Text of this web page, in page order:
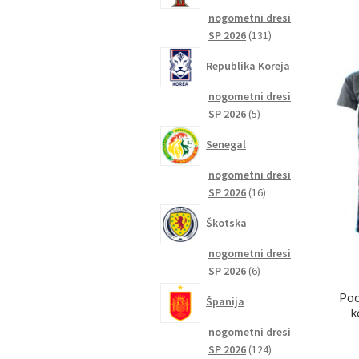
nogometni dresi
SP 2026 131131
Republika Koreja
nogometni dresi
SP 2026 55
Senegal
nogometni dresi
SP 2026 1616
Škotska
nogometni dresi
SP 2026 66
Španija
nogometni dresi
SP 2026 124124